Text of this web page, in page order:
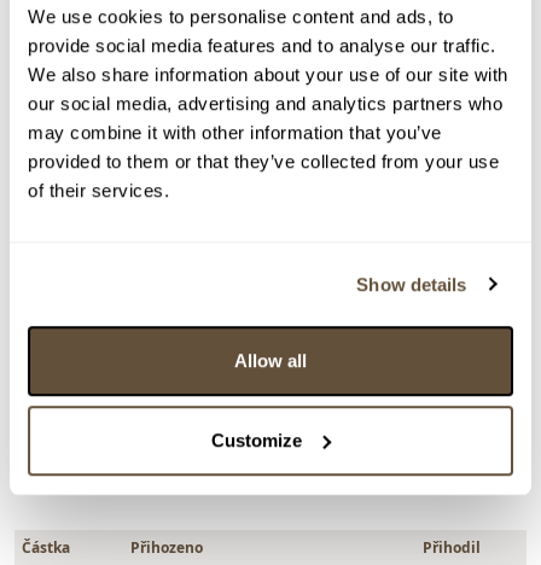
We use cookies to personalise content and ads, to
provide social media features and to analyse our traffic.
We also share information about your use of our site with
our social media, advertising and analytics partners who
may combine it with other information that you’ve
provided to them or that they’ve collected from your use
of their services.
Show details
Allow all
Customize
> zpět na aukční výsledky
VYDRAŽENO DOPORUČUJEME
Alena Čermáková
81705. Večer na Horehroní
Dražba ukončena:
Chcete prodat obraz od stejného autora?
> Zobrazit informaci jak prodat obraz v aukci
Částka Přihozeno
Přihodil